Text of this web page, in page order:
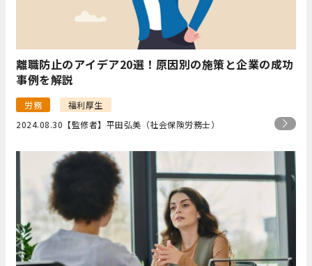
離職防止のアイデア20選！原因別の施策と企業の成功
事例を解説
労務
福利厚生
2024.08.30 【監修者】平田弘美（社会保険労務士）